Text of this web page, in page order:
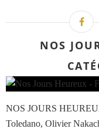
NOS
NOS JOURS
Toledano, Olivier